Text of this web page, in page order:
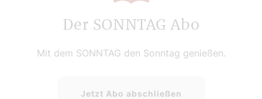
Der SONNTAG Abo
Mit dem SONNTAG den Sonntag genießen.
Jetzt Abo abschließen